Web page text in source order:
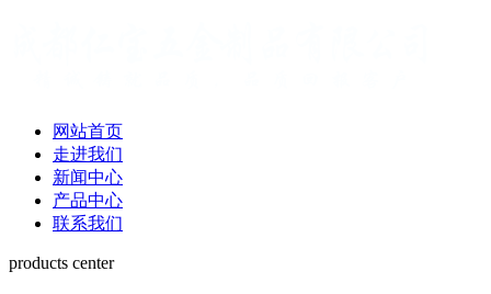
网站首页
走进我们
新闻中心
产品中心
联系我们
products center